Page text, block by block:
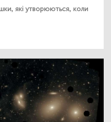
які утворюються, коли